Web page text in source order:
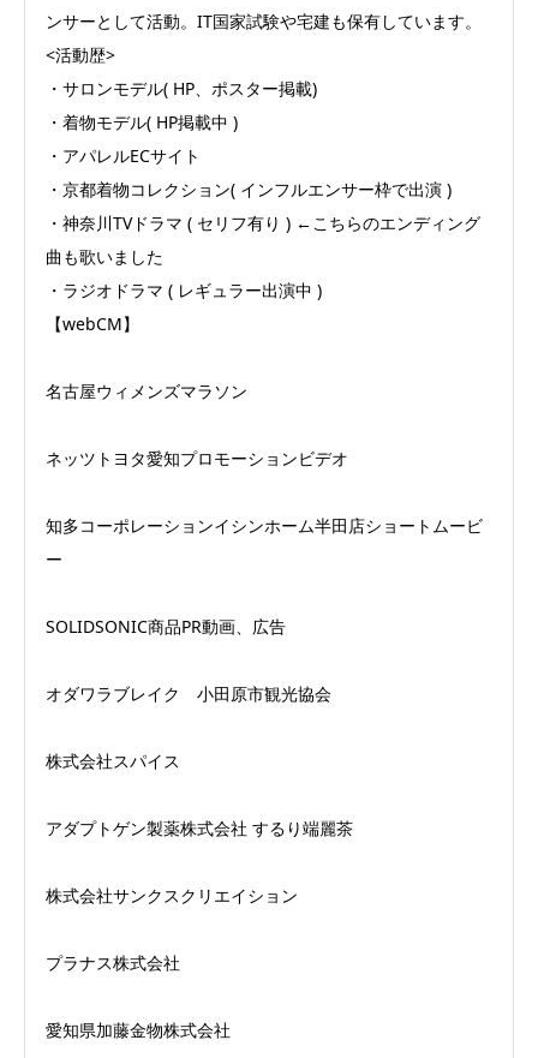
ンサーとして活動。IT国家試験や宅建も保有しています。
<活動歴>
・サロンモデル( HP、ポスター掲載)
・着物モデル( HP掲載中 )
・アパレルECサイト
・京都着物コレクション( インフルエンサー枠で出演 )
・神奈川TVドラマ ( セリフ有り ) ←こちらのエンディング
曲も歌いました
・ラジオドラマ ( レギュラー出演中 )
【webCM】
名古屋ウィメンズマラソン
ネッツトヨタ愛知プロモーションビデオ
知多コーポレーションイシンホーム半田店ショートムービ
ー
SOLIDSONIC商品PR動画、広告
オダワラブレイク 小田原市観光協会
株式会社スパイス
アダプトゲン製薬株式会社 するり端麗茶
株式会社サンクスクリエイション
プラナス株式会社
愛知県加藤金物株式会社